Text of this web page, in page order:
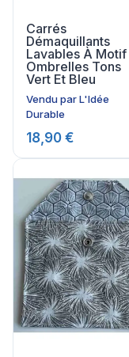
Carrés
Démaquillants
Lavables À Motif
Ombrelles Tons
Vert Et Bleu
Vendu parL'Idée
Durable
18,90 €